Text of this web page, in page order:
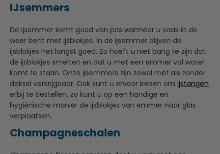
IJsemmers
De ijsemmer komt goed van pas wanneer u vaak in de
weer bent met ijsblokjes. In de ijsemmer blijven de
ijsblokjes het langst goed. Zo hoeft u niet bang te zijn dat
de ijsblokjes smelten en dat u met een emmer vol water
komt te staan. Onze ijsemmers zijn zowel mét als zonder
deksel verkrijgbaar. Ook kunt u ervoor kiezen om ijstangen
erbij te bestellen, zo kunt u op een handige en
hygiënische manier de ijsblokjes van emmer naar glas
verplaatsen.
Champagneschalen